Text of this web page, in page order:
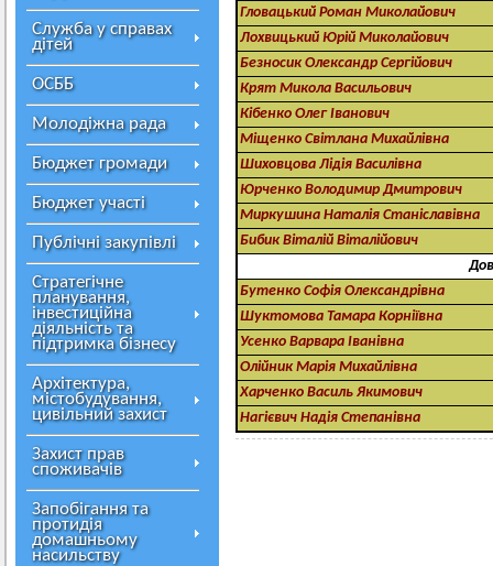
Служба у справах
дітей
ОСББ
Молодіжна рада
Бюджет громади
Бюджет участі
Публічні закупівлі
Стратегічне
планування,
інвестиційна
діяльність та
підтримка бізнесу
Архітектура,
містобудування,
цивільний захист
Захист прав
споживачів
Запобігання та
протидія
домашньому
насильству
Гловацький Роман Миколайович
Лохвицький Юрій Миколайович
Безносик Олександр Сергійович
Крят Микола Васильович
Кібенко Олег Іванович
Міщенко Світлана Михайлівна
Шиховцова Лідія Василівна
Юрченко Володимир Дмитрович
Миркушина Наталія Станіславівна
Бибик Віталій Віталійович
Бутенко Софія Олександрівна
Шуктомова Тамара Корніївна
Усенко Варвара Іванівна
Олійник Марія Михайлівна
Харченко Василь Якимович
Нагієвич Надія Степанівна